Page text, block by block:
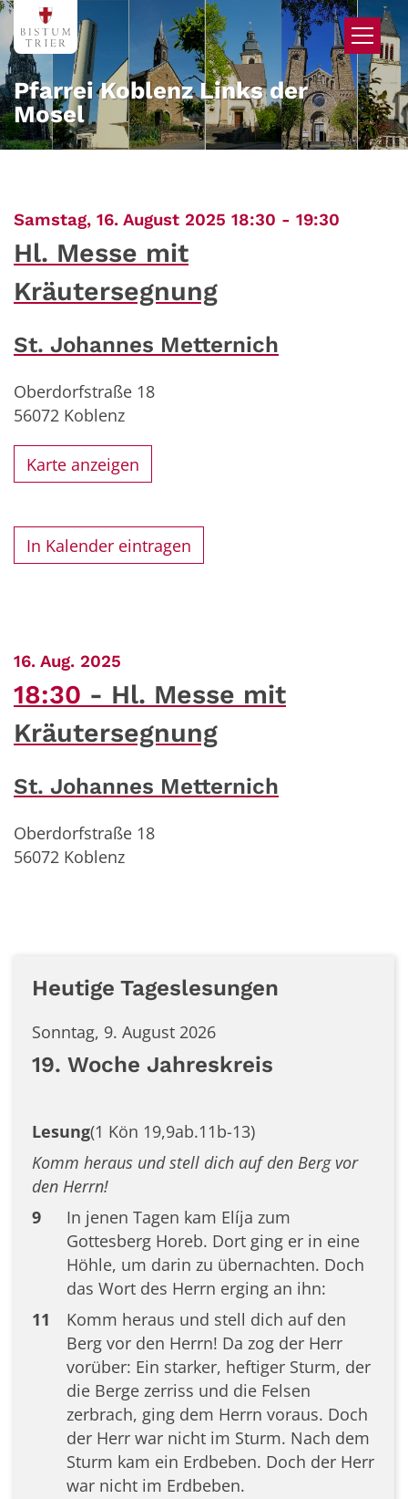
Zum Inhalt springen
Pfarrei Koblenz Links der
Mosel
Samstag, 16. August 2025 18:30 - 19:30
Hl. Messe mit
Kräutersegnung
St. Johannes Metternich
Oberdorfstraße 18
56072 Koblenz
Karte anzeigen
In Kalender eintragen
16. Aug. 2025
18:30
Hl. Messe mit
Kräutersegnung
St. Johannes Metternich
Oberdorfstraße 18
56072 Koblenz
Heutige Tageslesungen
Sonntag, 9. August 2026
19. Woche Jahreskreis
Lesung(1 Kön 19,9ab.11b-13)
Komm heraus und stell dich auf den Berg vor
den Herrn!
9
In jenen Tagen kam Elíja zum
Gottesberg Horeb. Dort ging er in eine
Höhle, um darin zu übernachten. Doch
das Wort des Herrn erging an ihn:
11
Komm heraus und stell dich auf den
Berg vor den Herrn! Da zog der Herr
vorüber: Ein starker, heftiger Sturm, der
die Berge zerriss und die Felsen
zerbrach, ging dem Herrn voraus. Doch
der Herr war nicht im Sturm. Nach dem
Sturm kam ein Erdbeben. Doch der Herr
war nicht im Erdbeben.